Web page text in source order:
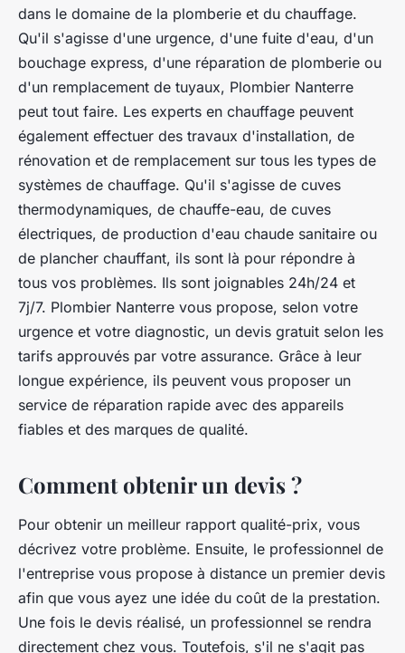
dans le domaine de la plomberie et du chauffage.
Qu'il s'agisse d'une urgence, d'une fuite d'eau, d'un
bouchage express, d'une réparation de plomberie ou
d'un remplacement de tuyaux, Plombier Nanterre
peut tout faire. Les experts en chauffage peuvent
également effectuer des travaux d'installation, de
rénovation et de remplacement sur tous les types de
systèmes de chauffage. Qu'il s'agisse de cuves
thermodynamiques, de chauffe-eau, de cuves
électriques, de production d'eau chaude sanitaire ou
de plancher chauffant, ils sont là pour répondre à
tous vos problèmes. Ils sont joignables 24h/24 et
7j/7. Plombier Nanterre vous propose, selon votre
urgence et votre diagnostic, un devis gratuit selon les
tarifs approuvés par votre assurance. Grâce à leur
longue expérience, ils peuvent vous proposer un
service de réparation rapide avec des appareils
fiables et des marques de qualité.
Comment obtenir un devis ?
Pour obtenir un meilleur rapport qualité-prix, vous
décrivez votre problème. Ensuite, le professionnel de
l'entreprise vous propose à distance un premier devis
afin que vous ayez une idée du coût de la prestation.
Une fois le devis réalisé, un professionnel se rendra
directement chez vous. Toutefois, s'il ne s'agit pas